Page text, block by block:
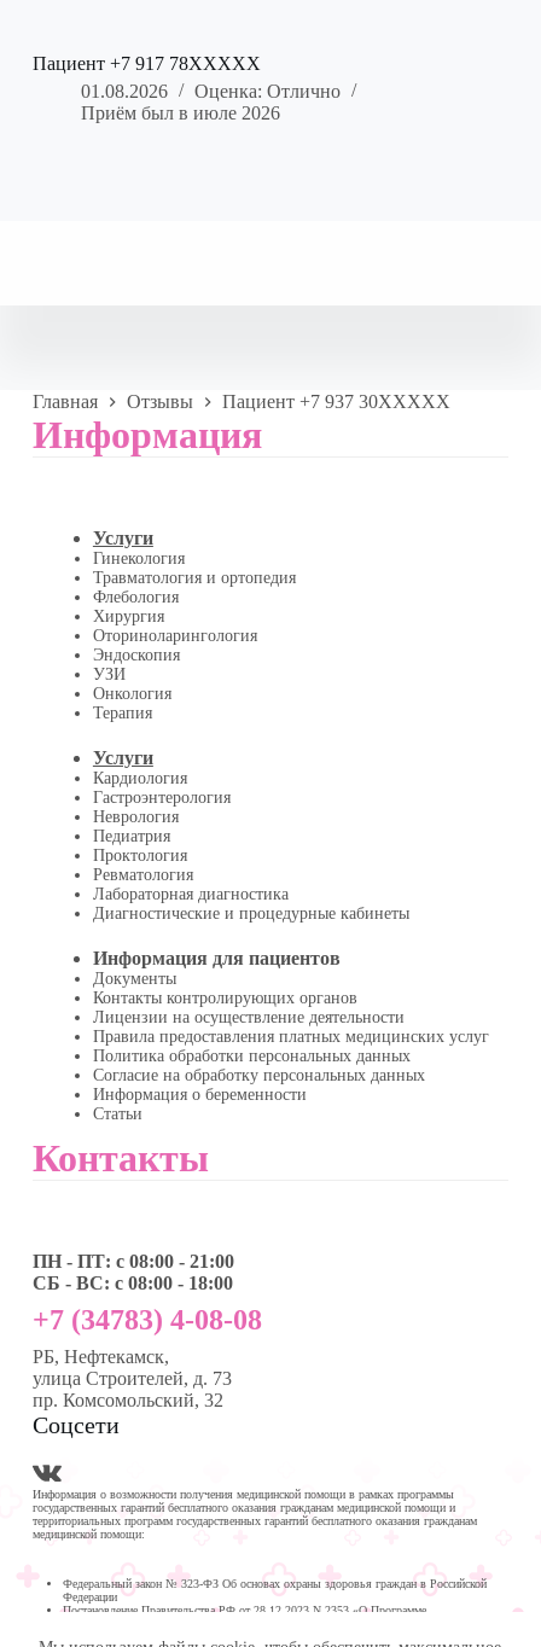
Пациент +7 917 78XXXXX
01.08.2026
Оценка: Отлично
Приём был в июле 2026
Главная Отзывы Пациент +7 937 30XXXXX
Информация
Услуги
Гинекология
Травматология и ортопедия
Флебология
Хирургия
Оториноларингология
Эндоскопия
УЗИ
Онкология
Терапия
Услуги
Кардиология
Гастроэнтерология
Неврология
Педиатрия
Проктология
Ревматология
Лабораторная диагностика
Диагностические и процедурные кабинеты
Информация для пациентов
Документы
Контакты контролирующих органов
Лицензии на осуществление деятельности
Правила предоставления платных медицинских услуг
Политика обработки персональных данных
Согласие на обработку персональных данных
Информация о беременности
Статьи
Контакты
ПН - ПТ: с 08:00 - 21:00
СБ - ВС: с 08:00 - 18:00
+7 (34783) 4-08-08
РБ, Нефтекамск,
улица Строителей, д. 73
пр. Комсомольский, 32
Соцсети
Информация о возможности получения медицинской помощи в рамках программы
государственных гарантий бесплатного оказания гражданам медицинской помощи и
территориальных программ государственных гарантий бесплатного оказания гражданам
медицинской помощи:
Федеральный закон № 323-ФЗ Об основах охраны здоровья граждан в Российской
Федерации
Постановление Правительства РФ от 28.12.2023 N 2353 «О Программе